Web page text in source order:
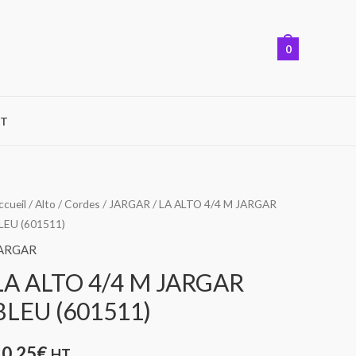
0
/Alto /Cordes / JARGAR / LA ALTO 4/4 M JARGAR
(601511)
ALTO 4/4 M JARGAR
(601511)